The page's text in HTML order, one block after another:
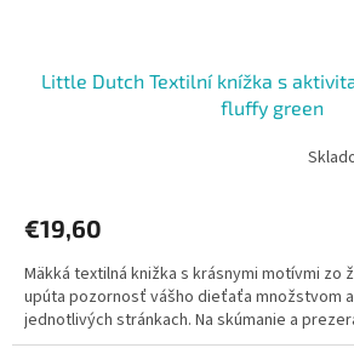
Little Dutch Textilní knížka s
fluffy green
€19,60
Mäkká textilná knižka s krásnymi motívmi zo
upúta pozornosť vášho dieťaťa množstvom
jednotlivých stránkach. Na skúmanie a